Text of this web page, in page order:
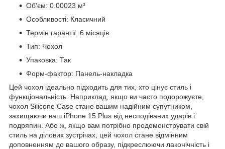
Об'єм: 0.00023 м³
Особливості: Класичний
Термін гарантії: 6 місяців
Тип: Чохол
Упаковка: Так
Форм-фактор: Панель-накладка
Цей чохол ідеально підходить для тих, хто цінує стиль і
функціональність. Наприклад, якщо ви часто подорожуєте,
чохол Silicone Case стане вашим надійним супутником,
захищаючи ваш iPhone 15 Plus від несподіваних ударів і
подряпин. Або ж, якщо вам потрібно продемонструвати свій
стиль на ділових зустрічах, цей чохол стане відмінним
доповненням до вашого образу, підкреслюючи лаконічність і